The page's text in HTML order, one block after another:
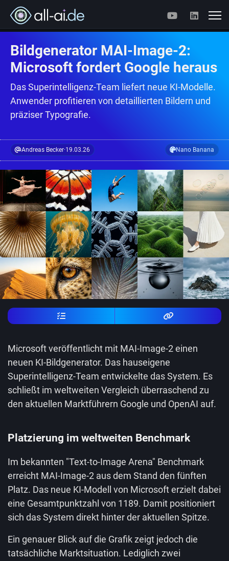
Bildgenerator MAI-Image-2:
Microsoft fordert Google heraus
Das Superintelligenz-Team liefert neue KI-Modelle.
Anwender profitieren von detaillierten Bildern und
präziser Typografie.
Andreas Becker·19.03.26 Nano Banana
Microsoft veröffentlicht mit MAI-Image-2 einen
neuen KI-Bildgenerator. Das hauseigene
Superintelligenz-Team entwickelte das System. Es
schließt im weltweiten Vergleich überraschend zu
den aktuellen Marktführern Google und OpenAI auf.
Platzierung im weltweiten Benchmark
Im bekannten "Text-to-Image Arena" Benchmark
erreicht MAI-Image-2 aus dem Stand den fünften
Platz. Das neue KI-Modell von Microsoft erzielt dabei
eine Gesamtpunktzahl von 1189. Damit positioniert
sich das System direkt hinter der aktuellen Spitze.
Ein genauer Blick auf die Grafik zeigt jedoch die
tatsächliche Marktsituation. Lediglich zwei